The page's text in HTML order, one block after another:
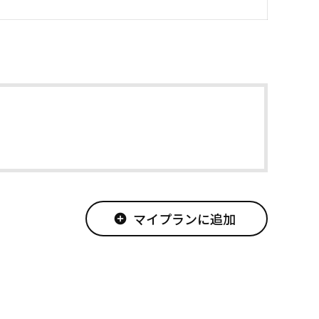
add_circle マイプランに追加